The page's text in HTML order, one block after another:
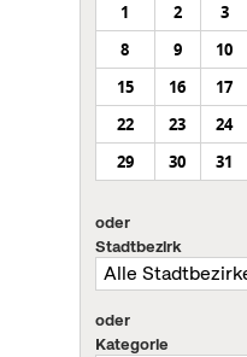
1
2 3
8
9 10
15
16 17
22
23 24
29
30 31
oder
Stadtbezirk
oder
Kategorie